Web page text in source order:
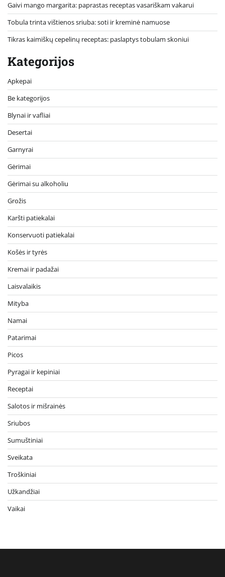
Gaivi mango margarita: paprastas receptas vasariškam vakarui
Tobula trinta vištienos sriuba: soti ir kreminė namuose
Tikras kaimiškų cepelinų receptas: paslaptys tobulam skoniui
Kategorijos
Apkepai
Be kategorijos
Blynai ir vafliai
Desertai
Garnyrai
Gėrimai
Gėrimai su alkoholiu
Grožis
Karšti patiekalai
Konservuoti patiekalai
Košės ir tyrės
Kremai ir padažai
Laisvalaikis
Mityba
Namai
Patarimai
Picos
Pyragai ir kepiniai
Receptai
Salotos ir mišrainės
Sriubos
Sumuštiniai
Sveikata
Troškiniai
Užkandžiai
Vaikai